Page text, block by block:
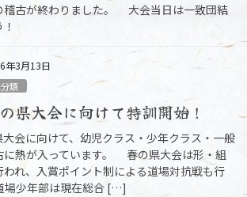
稽古が終わりました。 大会当日は一致団結
年3月13日
類
県大会に向けて特訓開始！
会に向けて、幼児クラス・少年クラス・一般
に熱が入っています。 春の県大会は形・組
れ、入賞ポイント制による道場対抗戦も行
少年部は現在総合 […]